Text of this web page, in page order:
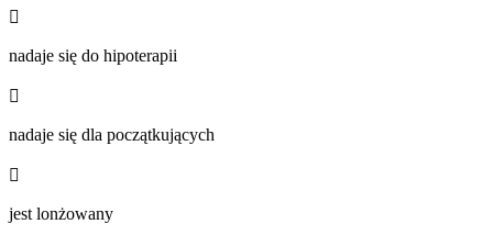

nadaje się do hipoterapii

nadaje się dla początkujących

jest lonżowany